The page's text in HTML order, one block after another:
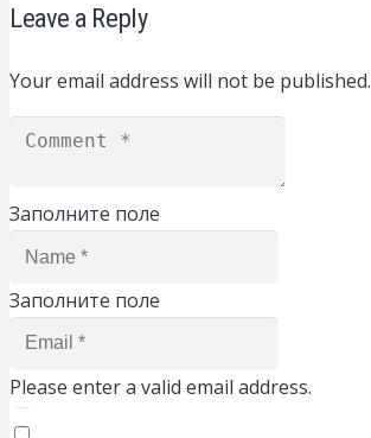
Leave a Reply
Your email address will not be published.
Заполните поле
Заполните поле
Please enter a valid email address.